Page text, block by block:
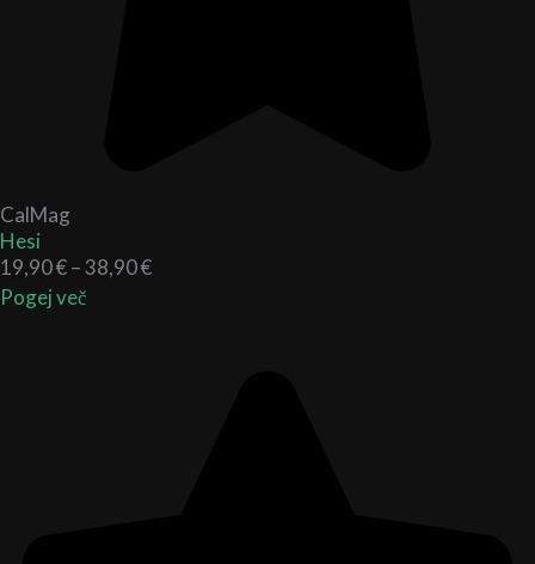
CalMag
Hesi
19,90€–38,90€
Pogej več